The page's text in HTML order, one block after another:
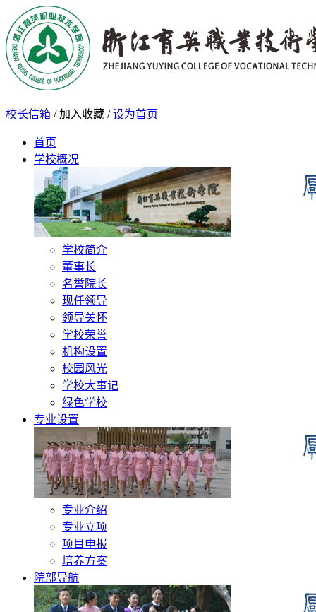
校长信箱 / 加入收藏 / 设为首页
首页
学校概况
学校简介
董事长
名誉院长
现任领导
领导关怀
学校荣誉
机构设置
校园风光
学校大事记
绿色学校
专业设置
专业介绍
专业立项
项目申报
培养方案
院部导航